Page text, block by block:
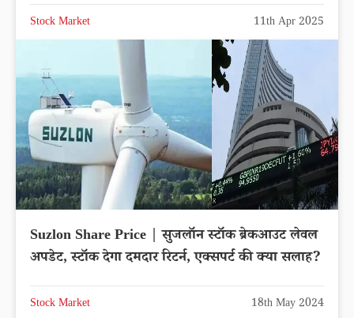
Stock Market 11th Apr 2025
Suzlon Share Price | सुजलॉन स्टॉक ब्रेकआउट लेवल
अपडेट, स्टॉक देगा दमदार रिटर्न, एक्सपर्ट की क्या सलाह?
Stock Market 18th May 2024